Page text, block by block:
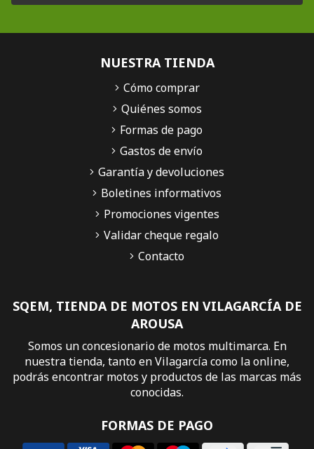
SQEM, TIENDA DE MOTOS EN VILAGARCÍA DE
AROUSA
Somos un concesionario de motos multimarca. En
nuestra tienda, tanto en Vilagarcía como la online,
podrás encontrar motos y productos de las marcas más
conocidas.
FORMAS DE PAGO
NUESTRA TIENDA
Cómo comprar
Quiénes somos
Formas de pago
Gastos de envío
Garantía y devoluciones
Boletines informativos
Promociones vigentes
Validar cheque regalo
Contacto